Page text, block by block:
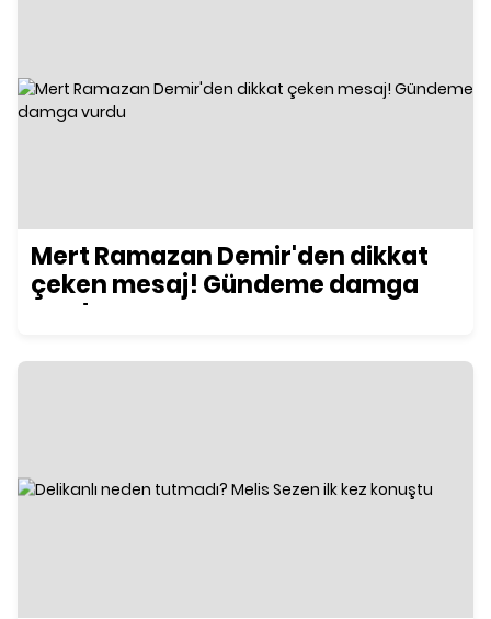
Mert Ramazan Demir'den dikkat
çeken mesaj! Gündeme damga
vurdu